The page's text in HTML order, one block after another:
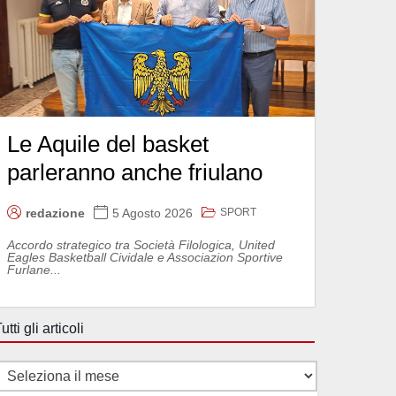
Le Aquile del basket
parleranno anche friulano
redazione 5 Agosto 2026 SPORT
Accordo strategico tra Società Filologica, United
Eagles Basketball Cividale e Associazion Sportive
Furlane...
gli articoli